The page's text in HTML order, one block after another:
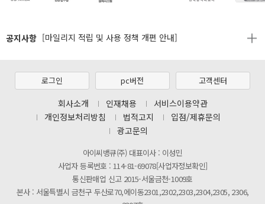
공지사항 [마일리지 적립 및 사용 정책 개편 안내]
제31기 정기주주총회 소집통지서
[마일리지 적립 및 사용 정책 개편 안내]
로그인 pc버전 고객센터
회사소개 인재채용
서비스이용약관
개인정보처리방침
법적고지
입점/제휴문의
광고문의
아이씨뱅큐(주) 대표이사 : 이성민
사업자 등록번호 : 114-81-69078[사업자정보확인]
통신판매업 신고 2015-서울금천-1009호
본사 : 서울특별시 금천구 두산로70,에이동2301,2302,2303,2304,2305, 2306,